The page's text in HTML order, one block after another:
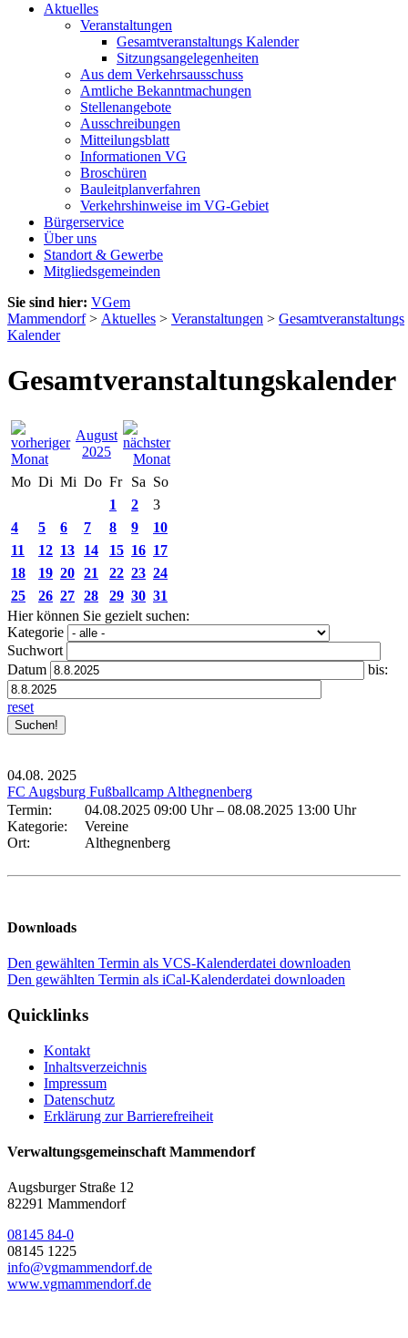
Aktuelles
Veranstaltungen
Gesamtveranstaltungs Kalender
Sitzungsangelegenheiten
Aus dem Verkehrsausschuss
Amtliche Bekanntmachungen
Stellenangebote
Ausschreibungen
Mitteilungsblatt
Informationen VG
Broschüren
Bauleitplanverfahren
Verkehrshinweise im VG-Gebiet
Bürgerservice
Über uns
Standort & Gewerbe
Mitgliedsgemeinden
Sie sind hier: VGem
Mammendorf> Aktuelles > Veranstaltungen > Gesamtveranstaltungs
Kalender
Gesamtveranstaltungskalender
August
2025
Mo Di Mi Do Fr Sa So
1
2
3
4
5 6 7 8 9
10
11
12 13 14 15 16 17
18
19 20 21 22 23 24
25
26 27 28 29 30 31
Hier können Sie gezielt suchen:
Kategorie
Suchwort
Datum
bis:
reset
04.08. 2025
FC Augsburg Fußballcamp Althegnenberg
Termin:
04.08.2025 09:00 Uhr– 08.08.2025 13:00 Uhr
Kategorie:
Vereine
Ort:
Althegnenberg
Downloads
Den gewählten Termin als VCS-Kalenderdatei downloaden
Den gewählten Termin als iCal-Kalenderdatei downloaden
Quicklinks
Kontakt
Inhaltsverzeichnis
Impressum
Datenschutz
Erklärung zur Barrierefreiheit
Verwaltungsgemeinschaft Mammendorf
Augsburger Straße 12
82291 Mammendorf
08145 84-0
08145 1225
info@vgmammendorf.de
www.vgmammendorf.de